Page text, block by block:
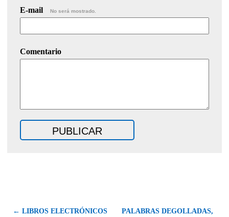
E-mail No será mostrado.
Comentario
← LIBROS ELECTRÓNICOS PALABRAS DEGOLLADAS,